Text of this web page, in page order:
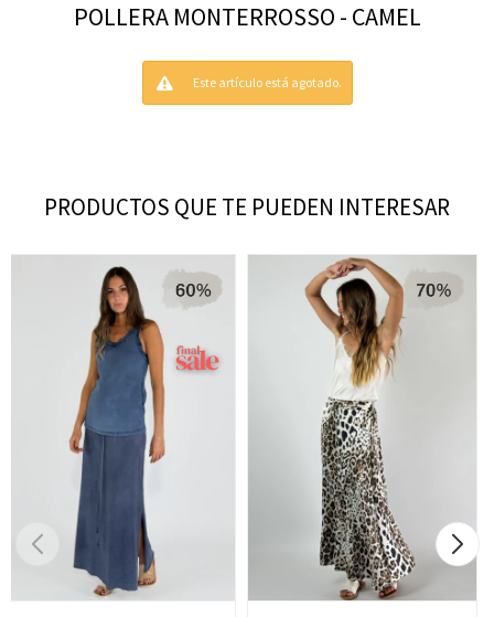
POLLERA MONTERROSSO - CAMEL
Este artículo está agotado.
PRODUCTOS QUE TE PUEDEN INTERESAR